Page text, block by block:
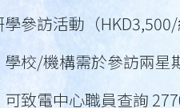
參訪活動（HKD3,500/
校/機構需於參訪兩星
致電中心職員查詢